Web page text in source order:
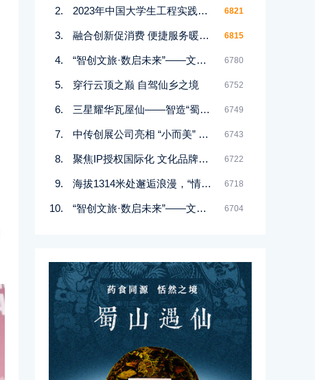
2023年中国大学生工程实践与创新能力大赛在西北工业大学开赛 6821
融合创新促消费 便捷服务暖人心——“美好生活”文旅消费展区在湖北武汉国际博览中心开幕 6815
“智创文旅·数启未来”——文化和旅游新业态新场景供需对接行动（沉浸式文旅）主题活动在浙江杭州举办 6780
​穿行云顶之巅 自驾仙乡之境 6752
三星耀华瓦屋仙——智造“蜀山遇仙”传承弘扬中医药文化 6749
中传创展公司亮相 “小而美” 场景焕新示范工作郴州现场会 6743
聚焦IP授权国际化 文化品牌出海再启程——2025年“中国文化和旅游IP授权系列活动”在香港举行 6722
海拔1314米处邂逅浪漫，“情定云南·爱上红河”盛启 6718
“智创文旅·数启未来”——文化和旅游新业态新场景供需对接行动（沉浸式文旅）主题活动在湖南长沙举办 6704